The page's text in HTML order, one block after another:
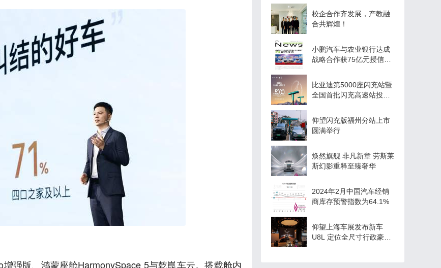
强版、鸿蒙座舱HarmonySpace 5与乾崑车云。搭载舱内
校企合作齐发展，产教融
合共辉煌！
小鹏汽车与农业银行达成
战略合作获75亿元授信额
比亚迪第5000座闪充站暨
全国首批闪充高速站投入
仰望闪充版福州分站上市
圆满举行
焕然旗舰 非凡新章 劳斯莱
斯幻影重释至臻奢华
2024年2月中国汽车经销
商库存预警指数为64.1%
仰望上海车展发布新车
U8L 定位全尺寸行政豪华